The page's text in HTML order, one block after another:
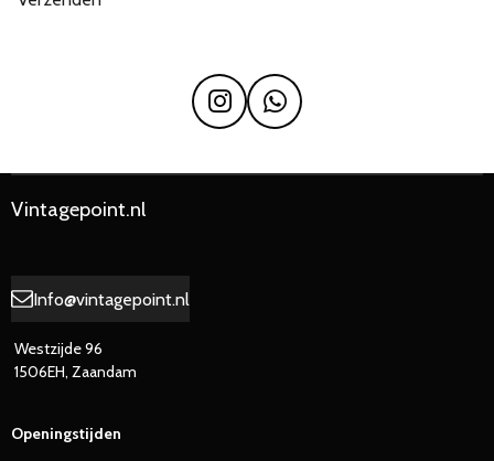
I
W
Vintagepoint.nl
Info@vintagepoint.nl
Westzijde 96
1506EH, Zaandam
Openingstijden